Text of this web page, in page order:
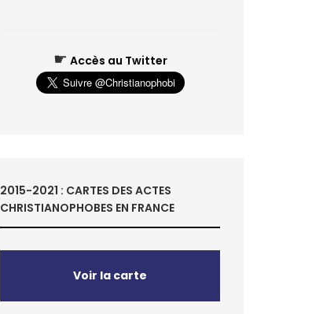
☛ Accès au Twitter
2015-2021 : CARTES DES ACTES
CHRISTIANOPHOBES EN FRANCE
Voir la carte